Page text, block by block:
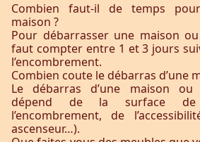
Combien faut-il de temps
maison ?
Pour débarrasser une maison
faut compter entre 1 et 3 jours
l’encombrement.
Combien coute le débarras d’une
Le débarras d’une maison ou
dépend de la surface de
l’encombrement, de
ascenseur…).